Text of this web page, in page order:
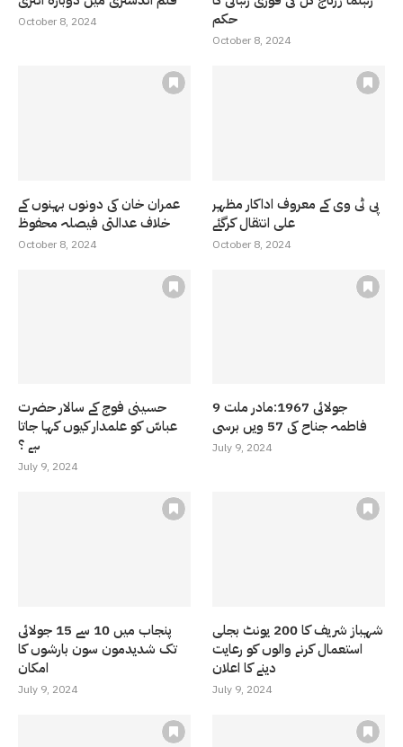
October 8, 2024
حکم
October 8, 2024
عمران خان کی دونوں بہنوں کے
خلاف عدالتی فیصلہ محفوظ
October 8, 2024
پی ٹی وی کے معروف اداکار مظہر
علی انتقال کرگئے
October 8, 2024
حسینی فوج کے سالار حضرت
عباسّ کو علمدار کیوں کہا جاتا
ہے ؟
July 9, 2024
9 جولائی 1967:مادر ملت
فاطمہ جناح کی 57 ویں برسی
July 9, 2024
پنجاب میں 10 سے 15 جولائی
تک شدیدمون سون بارشوں کا
امکان
July 9, 2024
شہباز شریف کا 200 یونٹ بجلی
استعمال کرنے والوں کو رعایت
دینے کا اعلان
July 9, 2024